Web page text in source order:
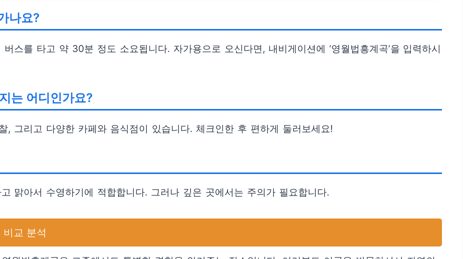
나요?
스를 타고 약 30분 정도 소요됩니다. 자가용으로 오신다면, 내비게이션에 ‘영월법흥계곡’을 입력하시
는 어디인가요?
, 그리고 다양한 카페와 음식점이 있습니다. 체크인한 후 편하게 둘러보세요!
맑아서 수영하기에 적합합니다. 그러나 깊은 곳에서는 주의가 필요합니다.
교 분석